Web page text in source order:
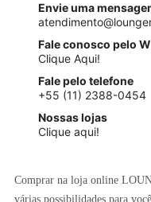
Envie uma
Fale conosco pelo
Clique Aqui!
Fale pelo telefone
+55 (11) 2388-0454
Nossas lojas
Clique aqui!
Comprar na loja online
várias possibilidades para